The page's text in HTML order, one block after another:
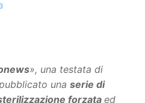
», una testata di
una serie di
forzata ed